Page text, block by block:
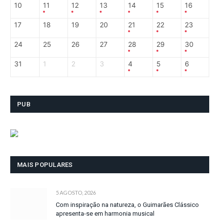
10 11 12 13 14 15 16
17 18 19 20 21 22 23
24 25 26 27 28 29 30
31 1 2 3 4 5 6
PUB
MAIS POPULARES
5 AGOSTO, 2026
Com inspiração na natureza, o Guimarães Clássico
apresenta-se em harmonia musical